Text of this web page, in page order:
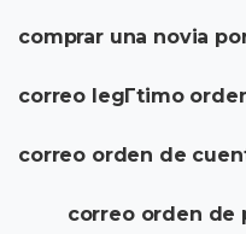
comprar una novia
correo legГ­timo
correo orden de
correo orden de